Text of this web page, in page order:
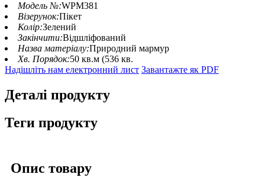
Модель №:WPM381
Візерунок:Пікет
Колір:Зелений
Закінчити:Відшліфований
Назва матеріалу:Природний мармур
Хв. Порядок:50 кв.м (536 кв.
Надішліть нам електронний лист Завантажте як PDF
Деталі продукту
Теги продукту
Опис товару